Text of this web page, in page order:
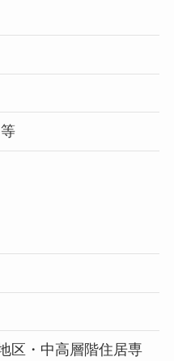
区・中高層階住居専